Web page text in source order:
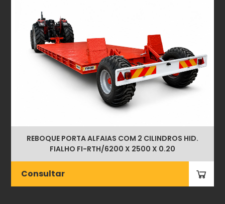
REBOQUE PORTA ALFAIAS COM 2 CILINDROS HID.
FIALHO FI-RTH/6200 X 2500 X 0.20
Consultar